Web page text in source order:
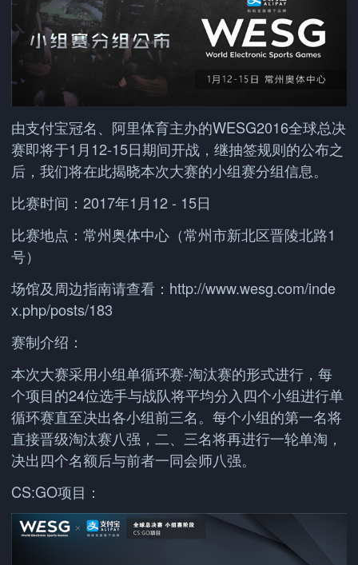
由支付宝冠名、阿里体育主办的WESG2016全球总决
赛即将于1月12-15日期间开战，继抽签规则的公布之
后，我们将在此揭晓本次大赛的小组赛分组信息。
比赛时间：2017年1月12 - 15日
比赛地点：常州奥体中心（常州市新北区晋陵北路1
号）
场馆及周边指南请查看：http://www.wesg.com/inde
x.php/posts/183
赛制介绍：
本次大赛采用小组单循环赛-淘汰赛的形式进行，每
个项目的24位选手与战队将平均分入四个小组进行单
循环赛直至决出各小组前三名。每个小组的第一名将
直接晋级淘汰赛八强，二、三名将再进行一轮单淘，
决出四个名额后与前者一同会师八强。
CS:GO项目：